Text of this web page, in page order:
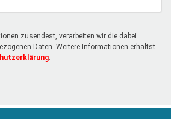
zusendest, verarbeiten wir die dabei
Daten. Weitere Informationen erhältst